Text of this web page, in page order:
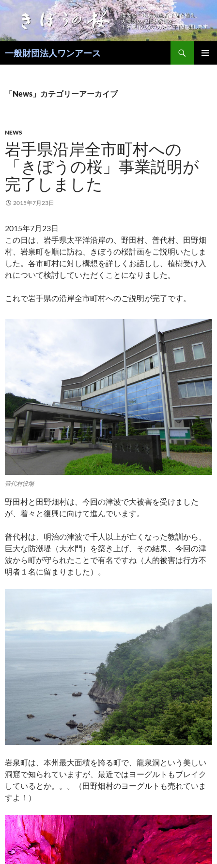
コ
ン
ツ
へ
一般財団法人ワンアース
「News」カテゴリーアーカイブ
NEWS
岩手県沿岸全市町村への
「きぼうの桜」事業説明が
完了しました
2015年7月23日
2015年7月23日
この日は、岩手県太平洋沿岸の、野田村、普代村、田野畑
村、岩泉町を順に訪ね、きぼうの桜計画をご説明いたしま
した。各市町村に対し構想を詳しくお話しし、植樹受け入
れについて検討していただくことになりました。
これで岩手県の沿岸全市町村へのご説明が完了です。
普代村役場
野田村と田野畑村は、今回の津波で大被害を受けました
が、着々と復興に向けて進んでいます。
普代村は、明治の津波で千人以上が亡くなった教訓から、
巨大な防潮堤（大水門）を築き上げ、その結果、今回の津
波から町が守られたことで有名ですね（人的被害は行方不
明者１名に留まりました）。
岩泉町は、本州最大面積を誇る町で、龍泉洞という美しい
洞窟で知られていますが、最近ではヨーグルトもブレイク
しているとか。。。（田野畑村のヨーグルトも売れていま
すよ！）